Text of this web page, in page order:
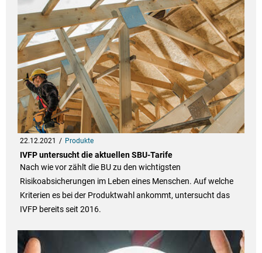
22.12.2021 Produkte
IVFP untersucht die aktuellen SBU-Tarife
Nach wie vor zählt die BU zu den wichtigsten
Risikoabsicherungen im Leben eines Menschen. Auf welche
Kriterien es bei der Produktwahl ankommt, untersucht das
IVFP bereits seit 2016.